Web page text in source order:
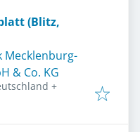
(Blitz,
Mecklenburg-
& Co. KG
+